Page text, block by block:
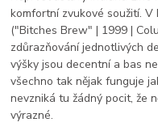
komfortní zvukové soužití. V
("Bitches Brew" | 1999 |
zdůrazňování jednotlivých
výšky jsou decentní a bas
všechno tak nějak funguje
nevzniká tu žádný pocit, že
výrazné.